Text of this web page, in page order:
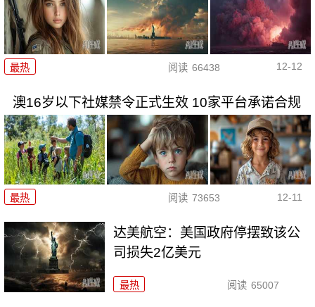
最热 阅读 66438 12-12
澳16岁以下社媒禁令正式生效 10家平台承诺合规
最热 阅读 73653 12-11
达美航空：美国政府停摆致该公
司损失2亿美元
最热 阅读 65007